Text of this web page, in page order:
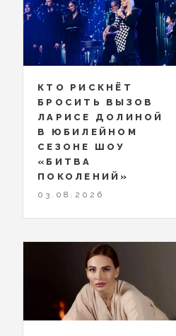
КТО РИСКНЁТ
БРОСИТЬ ВЫЗОВ
ЛАРИСЕ ДОЛИНОЙ
В ЮБИЛЕЙНОМ
СЕЗОНЕ ШОУ
«БИТВА
ПОКОЛЕНИЙ»
03.08.2026